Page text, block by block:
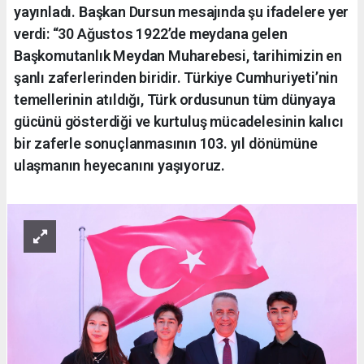
yayınladı. Başkan Dursun mesajında şu ifadelere yer
verdi: “30 Ağustos 1922’de meydana gelen
Başkomutanlık Meydan Muharebesi, tarihimizin en
şanlı zaferlerinden biridir. Türkiye Cumhuriyeti’nin
temellerinin atıldığı, Türk ordusunun tüm dünyaya
gücünü gösterdiği ve kurtuluş mücadelesinin kalıcı
bir zaferle sonuçlanmasının 103. yıl dönümüne
ulaşmanın heyecanını yaşıyoruz.